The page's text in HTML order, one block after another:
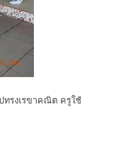
ทรงเรขาคณิต ครูใช้